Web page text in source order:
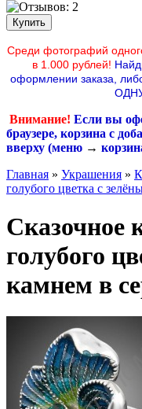
Среди фотографий
в 1.000 рублей!
оформлении заказа,
Внимание! Если вы
браузере, корзина с
вверху (меню →
Главная » Украшения »
голубого цветка с
Сказочное
голубого
камнем в